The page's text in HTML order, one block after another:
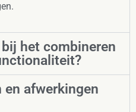
het combineren
en afwerkingen